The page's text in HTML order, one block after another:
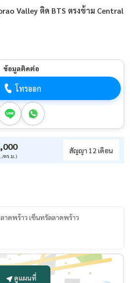
Valley ติด BTS ตรงข้าม Central
ข้อมูลติดต่อ
โทรออก
ตร.ม.)
สัญญา 12 เดือน
ดพร้าว เซ็นทรัลลาดพร้าว
ดูแผนที่